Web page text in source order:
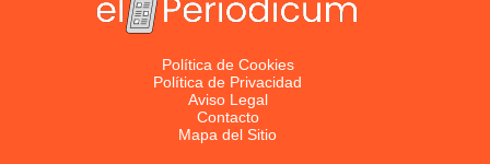
Política de Cookies
Política de Privacidad
Aviso Legal
Contacto
Mapa del Sitio